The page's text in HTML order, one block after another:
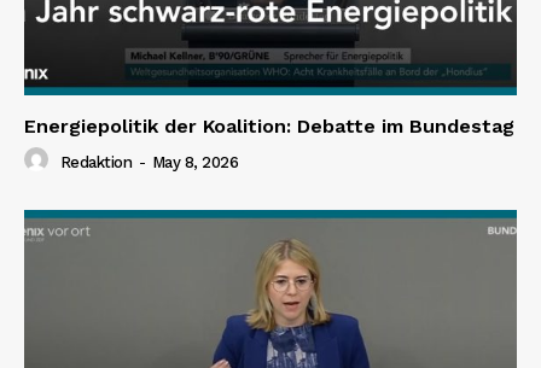
Energiepolitik der Koalition: Debatte im Bundestag
Redaktion - May 8, 2026